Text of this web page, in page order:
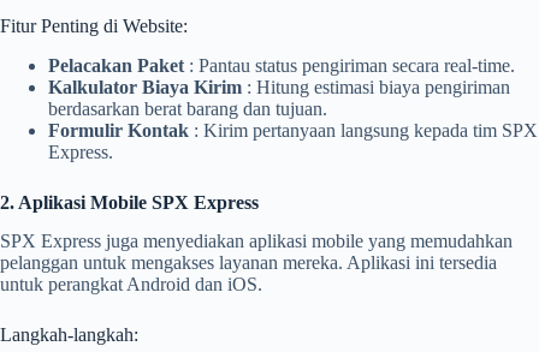
Fitur Penting di Website:
Pelacakan Paket : Pantau status pengiriman secara real-time.
Kalkulator Biaya Kirim : Hitung estimasi biaya pengiriman
berdasarkan berat barang dan tujuan.
Formulir Kontak : Kirim pertanyaan langsung kepada tim SPX
Express.
2. Aplikasi Mobile SPX Express
SPX Express juga menyediakan aplikasi mobile yang memudahkan
pelanggan untuk mengakses layanan mereka. Aplikasi ini tersedia
untuk perangkat Android dan iOS.
Langkah-langkah: